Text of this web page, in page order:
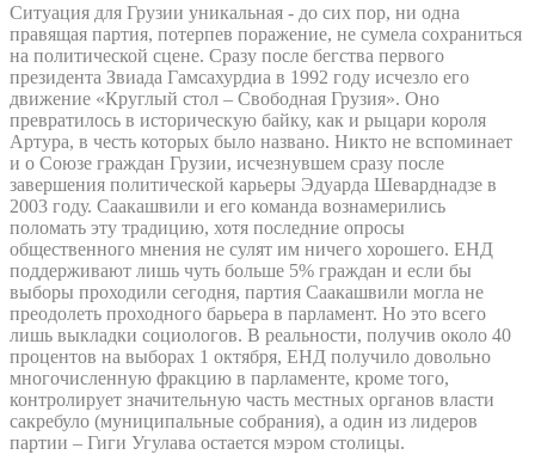
Ситуация для Грузии уникальная - до сих пор, ни одна
правящая партия, потерпев поражение, не сумела сохраниться
на политической сцене. Сразу после бегства первого
президента Звиада Гамсахурдиа в 1992 году исчезло его
движение «Круглый стол – Свободная Грузия». Оно
превратилось в историческую байку, как и рыцари короля
Артура, в честь которых было названо. Никто не вспоминает
и о Союзе граждан Грузии, исчезнувшем сразу после
завершения политической карьеры Эдуарда Шеварднадзе в
2003 году. Саакашвили и его команда вознамерились
поломать эту традицию, хотя последние опросы
общественного мнения не сулят им ничего хорошего. ЕНД
поддерживают лишь чуть больше 5% граждан и если бы
выборы проходили сегодня, партия Саакашвили могла не
преодолеть проходного барьера в парламент. Но это всего
лишь выкладки социологов. В реальности, получив около 40
процентов на выборах 1 октября, ЕНД получило довольно
многочисленную фракцию в парламенте, кроме того,
контролирует значительную часть местных органов власти
сакребуло (муниципальные собрания), а один из лидеров
партии – Гиги Угулава остается мэром столицы.